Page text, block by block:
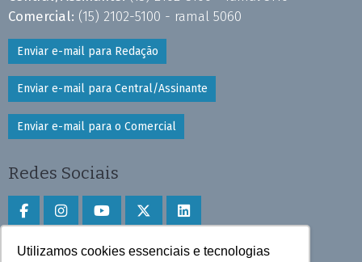
Utilizamos cookies essenciais e tecnologias
Comercial: (15) 2102-5100 - ramal 5060
Enviar e-mail para Redação
Enviar e-mail para Central/Assinante
Enviar e-mail para o Comercial
Redes Sociais